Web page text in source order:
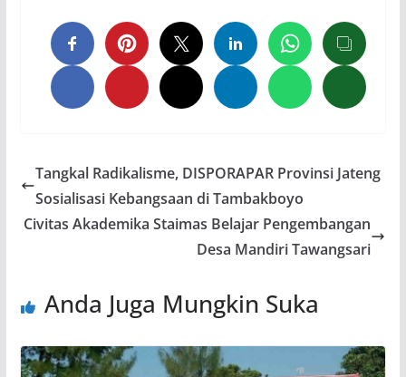
Tangkal Radikalisme, DISPORAPAR Provinsi Jateng
Sosialisasi Kebangsaan di Tambakboyo
Civitas Akademika Staimas Belajar Pengembangan
Desa Mandiri Tawangsari
Anda Juga Mungkin Suka